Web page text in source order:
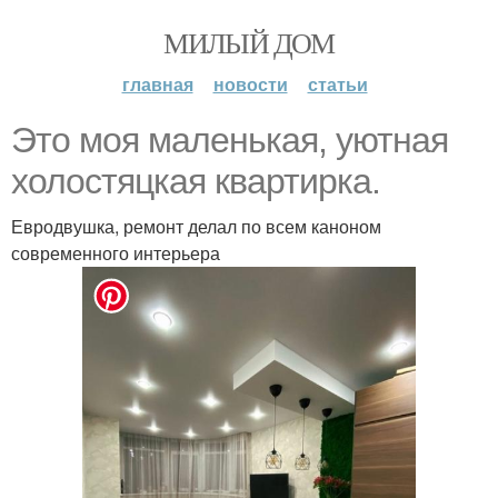
МИЛЫЙ ДОМ
главная новости статьи
Это моя маленькая, уютная
холостяцкая квартирка.
Евродвушка, ремонт делал по всем каноном
современного интерьера